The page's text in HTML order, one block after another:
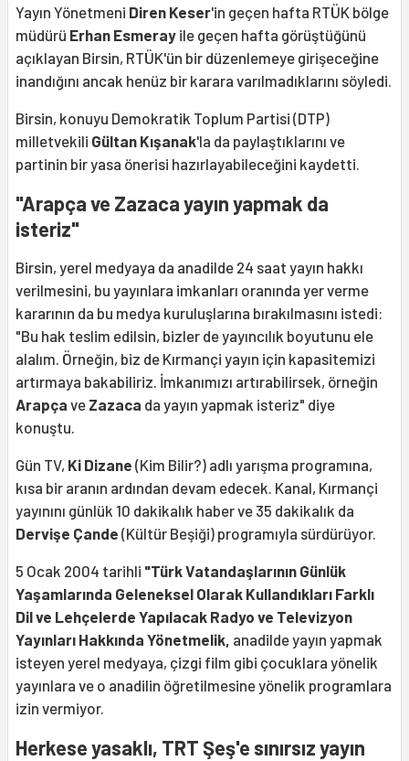
Yayın Yönetmeni Diren Keser'in geçen hafta RTÜK bölge
müdürü Erhan Esmeray ile geçen hafta görüştüğünü
açıklayan Birsin, RTÜK'ün bir düzenlemeye girişeceğine
inandığını ancak henüz bir karara varılmadıklarını söyledi.
Birsin, konuyu Demokratik Toplum Partisi (DTP)
milletvekili Gültan Kışanak'la da paylaştıklarını ve
partinin bir yasa önerisi hazırlayabileceğini kaydetti.
"Arapça ve Zazaca yayın yapmak da
isteriz"
Birsin, yerel medyaya da anadilde 24 saat yayın hakkı
verilmesini, bu yayınlara imkanları oranında yer verme
kararının da bu medya kuruluşlarına bırakılmasını istedi:
"Bu hak teslim edilsin, bizler de yayıncılık boyutunu ele
alalım. Örneğin, biz de Kırmançi yayın için kapasitemizi
artırmaya bakabiliriz. İmkanımızı artırabilirsek, örneğin
Arapça ve Zazaca da yayın yapmak isteriz" diye
konuştu.
Gün TV, Ki Dizane (Kim Bilir?) adlı yarışma programına,
kısa bir aranın ardından devam edecek. Kanal, Kırmançi
yayınını günlük 10 dakikalık haber ve 35 dakikalık da
Dervişe Çande (Kültür Beşiği) programıyla sürdürüyor.
5 Ocak 2004 tarihli "Türk Vatandaşlarının Günlük
Yaşamlarında Geleneksel Olarak Kullandıkları Farklı
Dil ve Lehçelerde Yapılacak Radyo ve Televizyon
Yayınları Hakkında Yönetmelik, anadilde yayın yapmak
isteyen yerel medyaya, çizgi film gibi çocuklara yönelik
yayınlara ve o anadilin öğretilmesine yönelik programlara
izin vermiyor.
Herkese yasaklı, TRT Şeş'e sınırsız yayın